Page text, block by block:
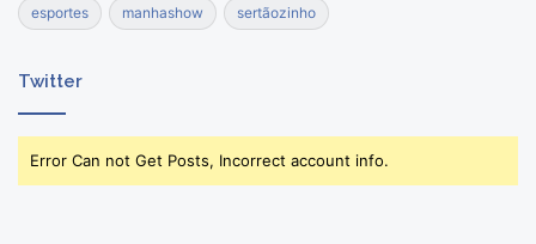
esportes manhashow sertãozinho
Twitter
Error Can not Get Posts, Incorrect account info.